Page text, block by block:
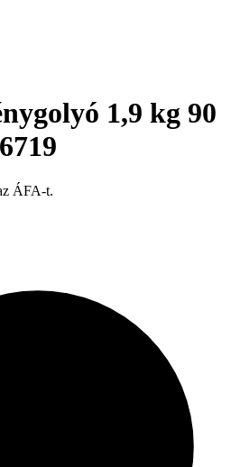
1,9 kg 90
ÁFA-t.